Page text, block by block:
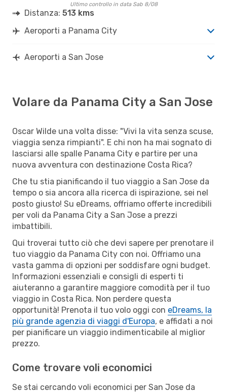
Ultimo controllo in data Sab 8/08
Distanza: 513 kms
Aeroporti a Panama City
Aeroporti a San Jose
Volare da Panama City a San Jose
Oscar Wilde una volta disse: "Vivi la vita senza scuse,
viaggia senza rimpianti". E chi non ha mai sognato di
lasciarsi alle spalle Panama City e partire per una
nuova avventura con destinazione Costa Rica?
Che tu stia pianificando il tuo viaggio a San Jose da
tempo o sia ancora alla ricerca di ispirazione, sei nel
posto giusto! Su eDreams, offriamo offerte incredibili
per voli da Panama City a San Jose a prezzi
imbattibili.
Qui troverai tutto ciò che devi sapere per prenotare il
tuo viaggio da Panama City con noi. Offriamo una
vasta gamma di opzioni per soddisfare ogni budget.
Informazioni essenziali e consigli di esperti ti
aiuteranno a garantire maggiore comodità per il tuo
viaggio in Costa Rica. Non perdere questa
opportunità! Prenota il tuo volo oggi con eDreams, la
più grande agenzia di viaggi d'Europa, e affidati a noi
per pianificare un viaggio indimenticabile al miglior
prezzo.
Come trovare voli economici
Se stai cercando voli economici per San Jose da